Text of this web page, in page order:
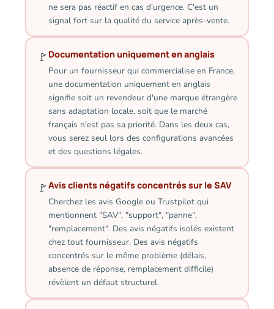
ne sera pas réactif en cas d'urgence. C'est un
signal fort sur la qualité du service après-vente.
🚩 Documentation uniquement en anglais
Pour un fournisseur qui commercialise en France,
une documentation uniquement en anglais
signifie soit un revendeur d'une marque étrangère
sans adaptation locale, soit que le marché
français n'est pas sa priorité. Dans les deux cas,
vous serez seul lors des configurations avancées
et des questions légales.
🚩Avis clients négatifs concentrés sur le SAV
Cherchez les avis Google ou Trustpilot qui
mentionnent "SAV", "support", "panne",
"remplacement". Des avis négatifs isolés existent
chez tout fournisseur. Des avis négatifs
concentrés sur le même problème (délais,
absence de réponse, remplacement difficile)
révèlent un défaut structurel.